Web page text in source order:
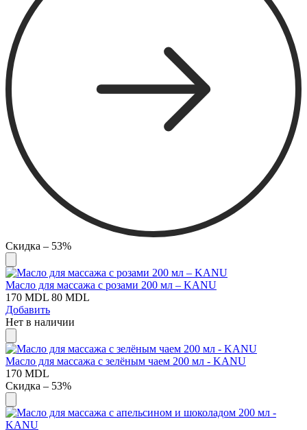
Скидка – 53%
Масло для массажа с розами 200 мл – KANU
170 MDL 80 MDL
Добавить
Нет в наличии
Масло для массажа с зелёным чаем 200 мл - KANU
170 MDL
Скидка – 53%